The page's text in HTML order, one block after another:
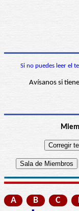
Si no puedes leer el
Avísanos si
A B C